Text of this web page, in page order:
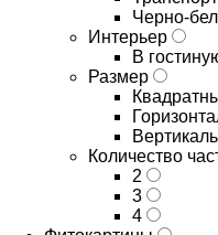
Черно-
Интерьер
В
Размер
Количество
2
3
4